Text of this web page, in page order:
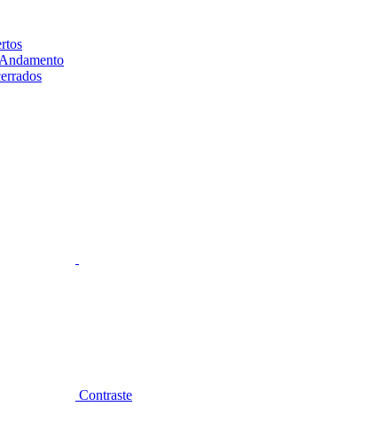
Contraste